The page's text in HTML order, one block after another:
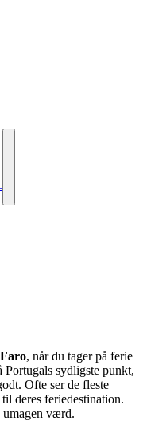
, når du tager på ferie
sydligste punkt,
Ofte ser de fleste
deres feriedestination.
umagen værd.